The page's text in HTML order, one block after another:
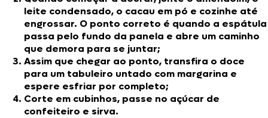
leite condensado, o cacau em pó e cozinhe até
engrossar. O ponto correto é quando a espátula
passa pelo fundo da panela e abre um caminho
que demora para se juntar;
Assim que chegar ao ponto, transfira o doce
para um tabuleiro untado com margarina e
espere esfriar por completo;
Corte em cubinhos, passe no açúcar de
confeiteiro e sirva.